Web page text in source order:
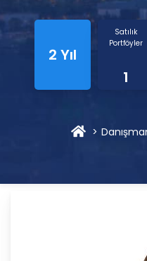
2 Yıl
Satılık
Portföyler
1